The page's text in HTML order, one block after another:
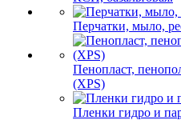
Перчатки, мыло,
Пенопласт,
(XPS)
Пленки гидро и